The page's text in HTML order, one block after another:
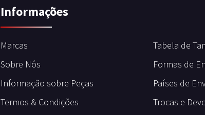
Informações
Marcas
Sobre Nós
Informação sobre Peças
Termos & Condições
Tabela de
Formas de
Países de
Trocas e